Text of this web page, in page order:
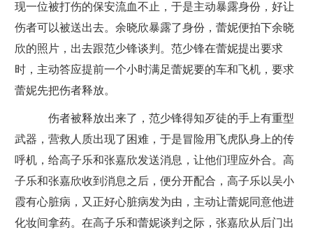
现一位被打伤的保安流血不止，于是主动暴露身份，好让
伤者可以被送出去。余晓欣暴露了身份，蕾妮便拍下余晓
欣的照片，出去跟范少锋谈判。范少锋在蕾妮提出要求
时，主动答应提前一个小时满足蕾妮要的车和飞机，要求
蕾妮先把伤者释放。
伤者被释放出来了，范少锋得知歹徒的手上有重型
武器，营救人质出现了困难，于是冒险用飞虎队身上的传
呼机，给高子乐和张嘉欣发送消息，让他们理应外合。高
子乐和张嘉欣收到消息之后，便分开配合，高子乐以吴小
霞有心脏病，又正好心脏病发为由，主动让蕾妮同意他进
化妆间拿药。在高子乐和蕾妮谈判之际，张嘉欣从后门出